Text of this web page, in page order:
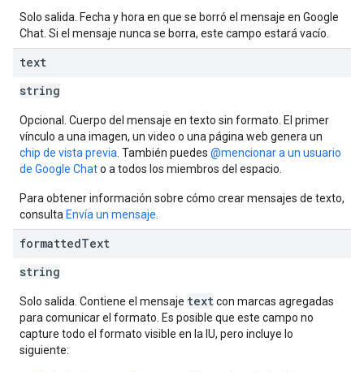
Solo salida. Fecha y hora en que se borró el mensaje en Google
Chat. Si el mensaje nunca se borra, este campo estará vacío.
text
string
Opcional. Cuerpo del mensaje en texto sin formato. El primer
vínculo a una imagen, un video o una página web genera un
chip de vista previa . También puedes @mencionar a un usuario
de Google Chato a todos los miembros del espacio.
Para obtener información sobre cómo crear mensajes de texto,
consulta Envía un mensaje
formattedText
string
Solo salida. Contiene el mensaje textcon marcas agregadas
para comunicar el formato. Es posible que este campo no
capture todo el formato visible en la IU, pero incluye lo
siguiente: